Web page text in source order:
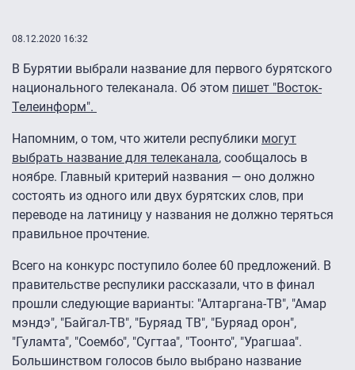
08.12.2020 16:32
В Бурятии выбрали название для первого бурятского
национального телеканала. Об этом пишет "Восток-
Телеинформ".
Напомним, о том, что жители республики могут
выбрать название для телеканала, сообщалось в
ноябре. Главный критерий названия — оно должно
состоять из одного или двух бурятских слов, при
переводе на латиницу у названия не должно теряться
правильное прочтение.
Всего на конкурс поступило более 60 предложений. В
правительстве респулики рассказали, что в финал
прошли следующие варианты: "Алтаргана-ТВ", "Амар
мэндэ", "Байгал-ТВ", "Буряад ТВ", "Буряад орон",
"Гуламта", "Соембо", "Сугтаа", "Тоонто", "Урагшаа".
Большинством голосов было выбрано название